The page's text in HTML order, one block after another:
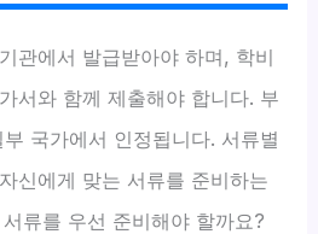
관에서 발급받아야 하며, 학비
서와 함께 제출해야 합니다. 부
국가에서 인정됩니다. 서류별
신에게 맞는 서류를 준비하는
류를 우선 준비해야 할까요?